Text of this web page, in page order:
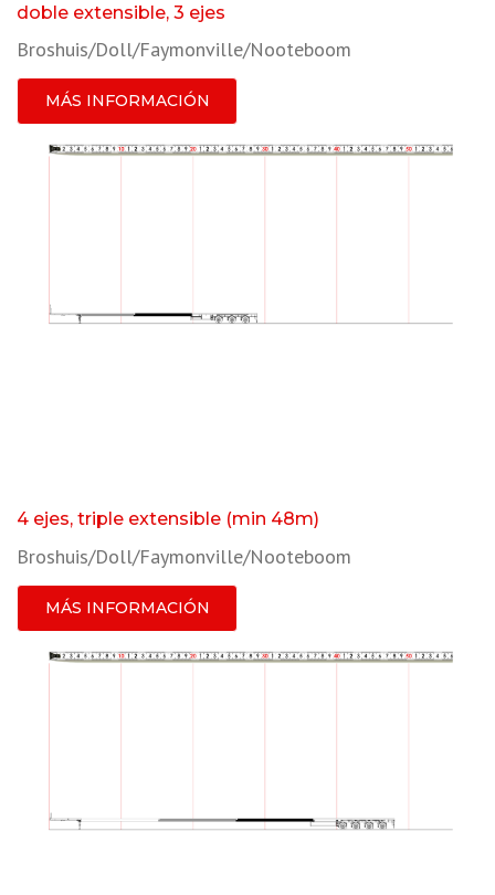
doble extensible, 3 ejes
Broshuis/Doll/Faymonville/Nooteboom
MÁS INFORMACIÓN
4 ejes, triple extensible (min 48m)
Broshuis/Doll/Faymonville/Nooteboom
MÁS INFORMACIÓN